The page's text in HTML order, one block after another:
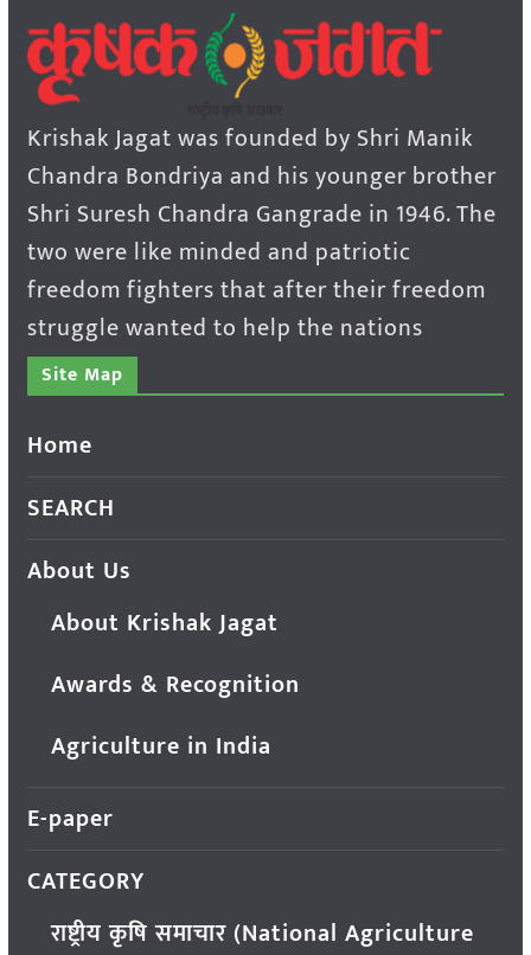
Krishak Jagat was founded by Shri Manik
Chandra Bondriya and his younger brother
Shri Suresh Chandra Gangrade in 1946. The
two were like minded and patriotic
freedom fighters that after their freedom
struggle wanted to help the nations
Site Map
Home
SEARCH
About Us
About Krishak Jagat
Awards & Recognition
Agriculture in India
E-paper
CATEGORY
राष्ट्रीय कृषि समाचार (National Agriculture